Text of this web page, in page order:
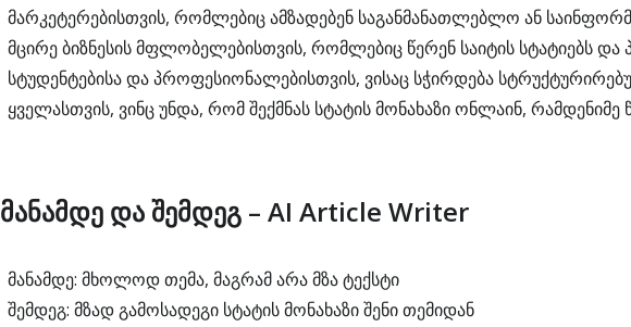
მარკეტერებისთვის, რომლებიც ამზადებენ საგანმანათლებლო ან
მცირე ბიზნესის მფლობელებისთვის, რომლებიც წერენ საიტის სტატიებს და
სტუდენტებისა და პროფესიონალებისთვის, ვისაც სჭირდება
ყველასთვის, ვინც უნდა, რომ შექმნას სტატის მონახაზი ონლაინ, რამდენიმე
მანამდე და შემდეგ – AI Article Writer
მანამდე: მხოლოდ თემა, მაგრამ არა მზა ტექსტი
შემდეგ: მზად გამოსადეგი სტატის მონახაზი შენი თემიდან